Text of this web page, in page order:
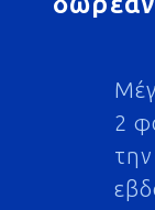
2
την